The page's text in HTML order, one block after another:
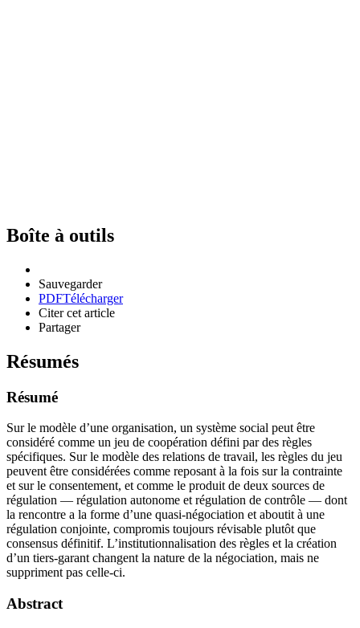
Boîte à outils
Sauvegarder
PDFTélécharger
Citer cet article
Partager
Résumés
Résumé
Sur le modèle d’une organisation, un système social peut être
considéré comme un jeu de coopération défini par des règles
spécifiques. Sur le modèle des relations de travail, les règles du jeu
peuvent être considérées comme reposant à la fois sur la contrainte
et sur le consentement, et comme le produit de deux sources de
régulation — régulation autonome et régulation de contrôle — dont
la rencontre a la forme d’une quasi-négociation et aboutit à une
régulation conjointe, compromis toujours révisable plutôt que
consensus définitif. L’institutionnalisation des règles et la création
d’un tiers-garant changent la nature de la négociation, mais ne
suppriment pas celle-ci.
Abstract